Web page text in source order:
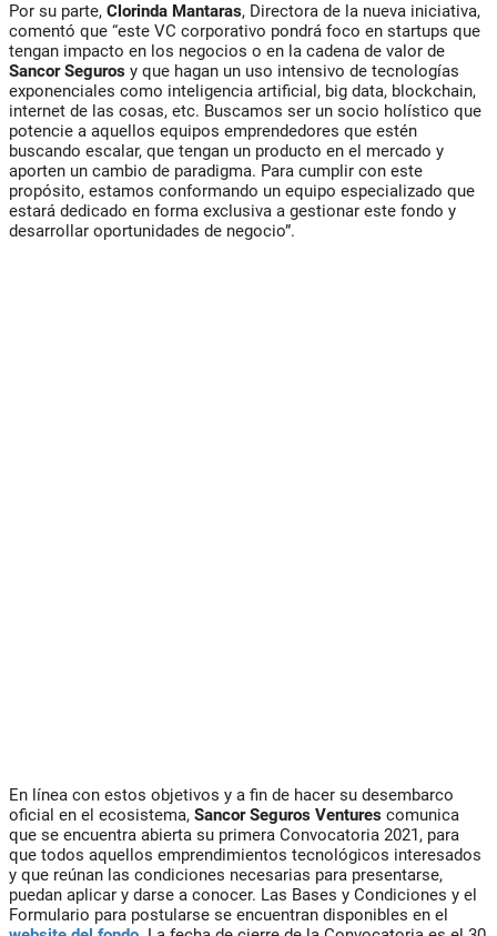
Por su parte, Clorinda Mantaras, Directora de la nueva iniciativa,
comentó que “este VC corporativo pondrá foco en startups que
tengan impacto en los negocios o en la cadena de valor de
Sancor Seguros y que hagan un uso intensivo de tecnologías
exponenciales como inteligencia artificial, big data, blockchain,
internet de las cosas, etc. Buscamos ser un socio holístico que
potencie a aquellos equipos emprendedores que estén
buscando escalar, que tengan un producto en el mercado y
aporten un cambio de paradigma. Para cumplir con este
propósito, estamos conformando un equipo especializado que
estará dedicado en forma exclusiva a gestionar este fondo y
desarrollar oportunidades de negocio”.
En línea con estos objetivos y a fin de hacer su desembarco
oficial en el ecosistema, Sancor Seguros Ventures comunica
que se encuentra abierta su primera Convocatoria 2021, para
que todos aquellos emprendimientos tecnológicos interesados
y que reúnan las condiciones necesarias para presentarse,
puedan aplicar y darse a conocer. Las Bases y Condiciones y el
Formulario para postularse se encuentran disponibles en el